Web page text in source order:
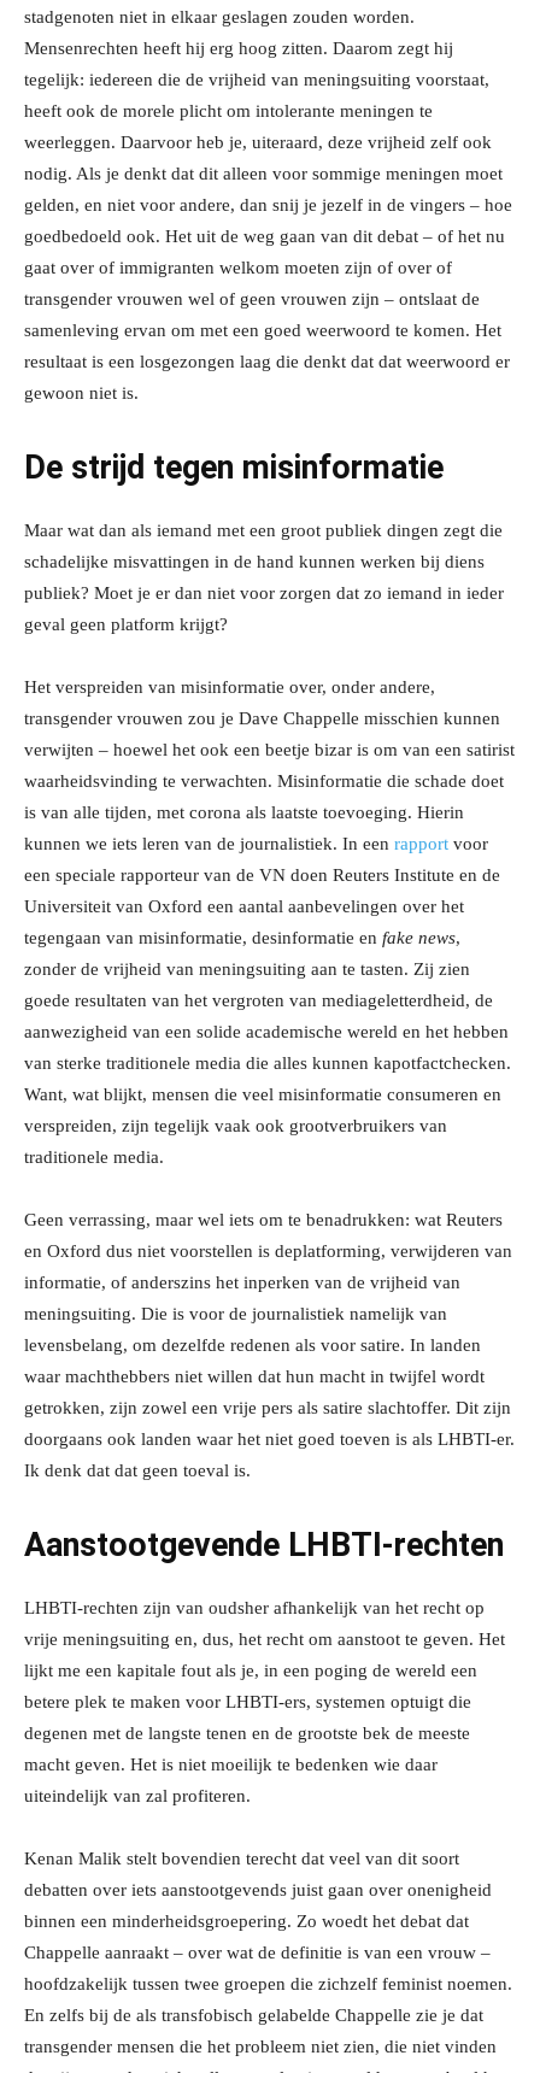
stadgenoten niet in elkaar geslagen zouden worden.
Mensenrechten heeft hij erg hoog zitten. Daarom zegt hij
tegelijk: iedereen die de vrijheid van meningsuiting voorstaat,
heeft ook de morele plicht om intolerante meningen te
weerleggen. Daarvoor heb je, uiteraard, deze vrijheid zelf ook
nodig. Als je denkt dat dit alleen voor sommige meningen moet
gelden, en niet voor andere, dan snij je jezelf in de vingers – hoe
goedbedoeld ook. Het uit de weg gaan van dit debat – of het nu
gaat over of immigranten welkom moeten zijn of over of
transgender vrouwen wel of geen vrouwen zijn – ontslaat de
samenleving ervan om met een goed weerwoord te komen. Het
resultaat is een losgezongen laag die denkt dat dat weerwoord er
gewoon niet is.
De strijd tegen misinformatie
Maar wat dan als iemand met een groot publiek dingen zegt die
schadelijke misvattingen in de hand kunnen werken bij diens
publiek? Moet je er dan niet voor zorgen dat zo iemand in ieder
geval geen platform krijgt?
Het verspreiden van misinformatie over, onder andere,
transgender vrouwen zou je Dave Chappelle misschien kunnen
verwijten – hoewel het ook een beetje bizar is om van een satirist
waarheidsvinding te verwachten. Misinformatie die schade doet
is van alle tijden, met corona als laatste toevoeging. Hierin
kunnen we iets leren van de journalistiek. In een rapport voor
een speciale rapporteur van de VN doen Reuters Institute en de
Universiteit van Oxford een aantal aanbevelingen over het
tegengaan van misinformatie, desinformatie en fake news,
zonder de vrijheid van meningsuiting aan te tasten. Zij zien
goede resultaten van het vergroten van mediageletterdheid, de
aanwezigheid van een solide academische wereld en het hebben
van sterke traditionele media die alles kunnen kapotfactchecken.
Want, wat blijkt, mensen die veel misinformatie consumeren en
verspreiden, zijn tegelijk vaak ook grootverbruikers van
traditionele media.
Geen verrassing, maar wel iets om te benadrukken: wat Reuters
en Oxford dus niet voorstellen is deplatforming, verwijderen van
informatie, of anderszins het inperken van de vrijheid van
meningsuiting. Die is voor de journalistiek namelijk van
levensbelang, om dezelfde redenen als voor satire. In landen
waar machthebbers niet willen dat hun macht in twijfel wordt
getrokken, zijn zowel een vrije pers als satire slachtoffer. Dit zijn
doorgaans ook landen waar het niet goed toeven is als LHBTI-er.
Ik denk dat dat geen toeval is.
Aanstootgevende LHBTI-rechten
LHBTI-rechten zijn van oudsher afhankelijk van het recht op
vrije meningsuiting en, dus, het recht om aanstoot te geven. Het
lijkt me een kapitale fout als je, in een poging de wereld een
betere plek te maken voor LHBTI-ers, systemen optuigt die
degenen met de langste tenen en de grootste bek de meeste
macht geven. Het is niet moeilijk te bedenken wie daar
uiteindelijk van zal profiteren.
Kenan Malik stelt bovendien terecht dat veel van dit soort
debatten over iets aanstootgevends juist gaan over onenigheid
binnen een minderheidsgroepering. Zo woedt het debat dat
Chappelle aanraakt – over wat de definitie is van een vrouw –
hoofdzakelijk tussen twee groepen die zichzelf feminist noemen.
En zelfs bij de als transfobisch gelabelde Chappelle zie je dat
transgender mensen die het probleem niet zien, die niet vinden